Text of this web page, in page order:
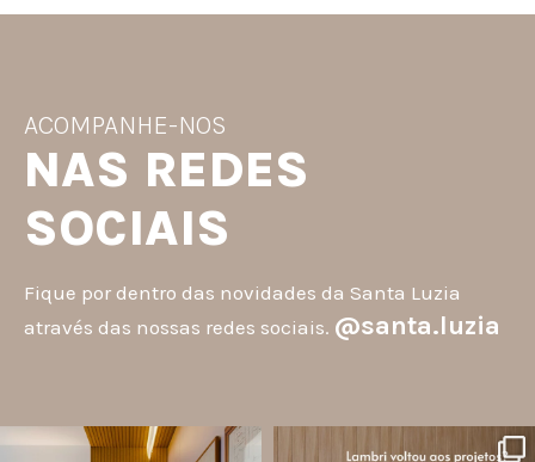
ACOMPANHE-NOS
NAS REDES
SOCIAIS
Fique por dentro das novidades da Santa Luzia
através das nossas redes sociais. @santa.luzia
santa.luzia